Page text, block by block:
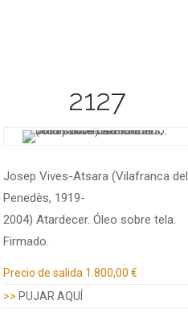
2127
Josep Vives-Atsara (Vilafranca del
Penedès, 1919-
2004) Atardecer. Óleo sobre tela.
Firmado.
Precio de salida 1.800,00 €
>> PUJAR AQUÍ